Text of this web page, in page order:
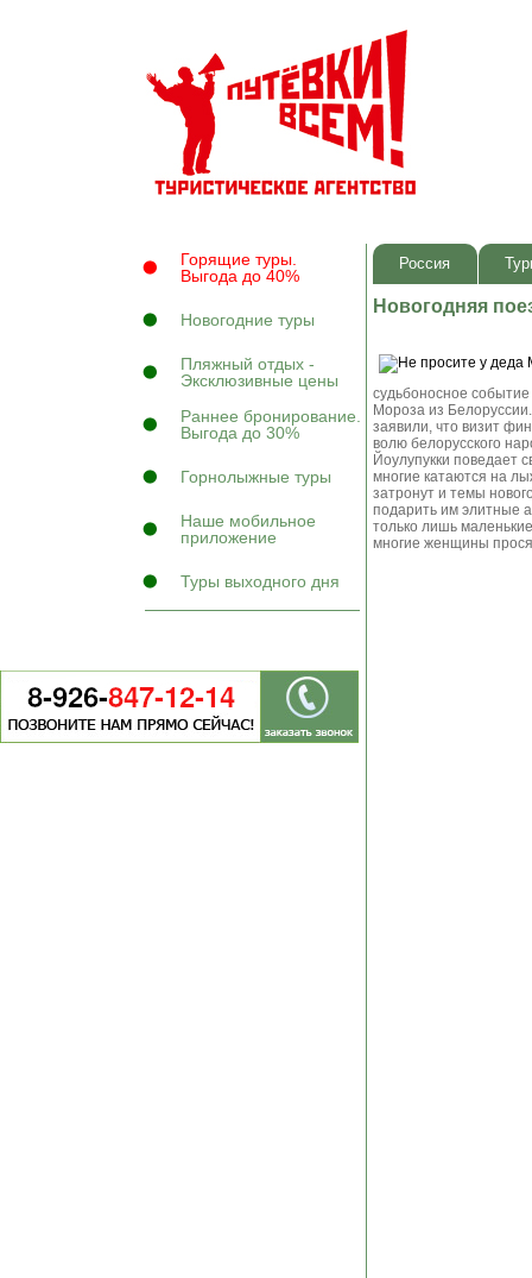
Горящие туры.
Выгода до 40%
Новогодние туры
Пляжный отдых -
Эксклюзивные цены
Раннее бронирование.
Выгода до 30%
Горнолыжные туры
Наше мобильное
приложение
Туры выходного дня
Россия
Новогодняя
судьбоносное
Мороза из
заявили, что визит
волю белорусского
Йоулупукки поведает
многие катаются на
затронут и темы
подарить им элитные
только лишь
многие женщины